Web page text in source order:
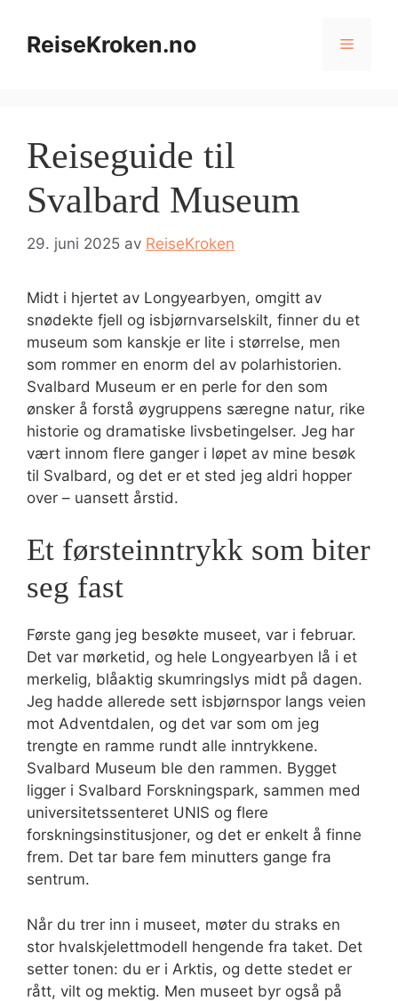
innholdReiseKroken.no Meny
Reiseguide til
Svalbard Museum
29. juni 2025 av ReiseKroken
Midt i hjertet av Longyearbyen, omgitt av
snødekte fjell og isbjørnvarselskilt, finner du et
museum som kanskje er lite i størrelse, men
som rommer en enorm del av polarhistorien.
Svalbard Museum er en perle for den som
ønsker å forstå øygruppens særegne natur, rike
historie og dramatiske livsbetingelser. Jeg har
vært innom flere ganger i løpet av mine besøk
til Svalbard, og det er et sted jeg aldri hopper
over – uansett årstid.
Et førsteinntrykk som biter
seg fast
Første gang jeg besøkte museet, var i februar.
Det var mørketid, og hele Longyearbyen lå i et
merkelig, blåaktig skumringslys midt på dagen.
Jeg hadde allerede sett isbjørnspor langs veien
mot Adventdalen, og det var som om jeg
trengte en ramme rundt alle inntrykkene.
Svalbard Museum ble den rammen. Bygget
ligger i Svalbard Forskningspark, sammen med
universitetssenteret UNIS og flere
forskningsinstitusjoner, og det er enkelt å finne
frem. Det tar bare fem minutters gange fra
sentrum.
Når du trer inn i museet, møter du straks en
stor hvalskjelettmodell hengende fra taket. Det
setter tonen: du er i Arktis, og dette stedet er
rått, vilt og mektig. Men museet byr også på